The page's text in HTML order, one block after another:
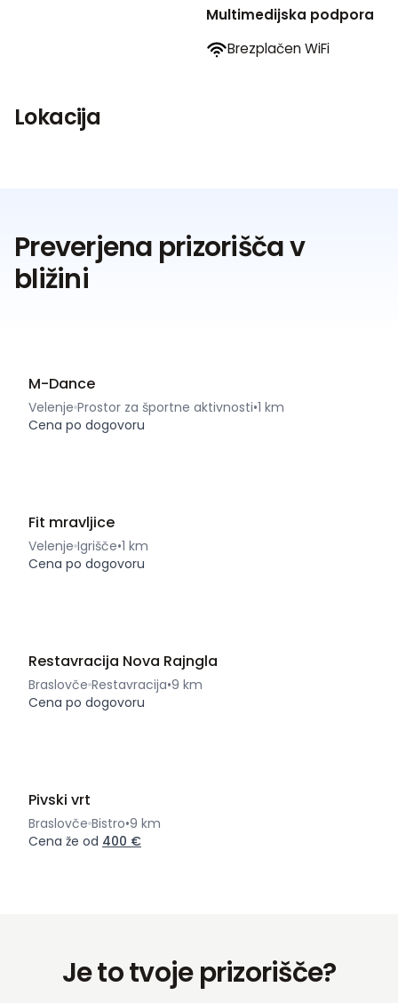
Oddano bo neobvezujoče povpraševanje
Multimedijska podpora
Brezplačen WiFi
Lokacija
Preverjena prizorišča v
bližini
M-Dance
Velenje Prostor za športne aktivnosti•1 km
Cena po dogovoru
Fit mravljice
Velenje Igrišče•1 km
Cena po dogovoru
Restavracija Nova Rajngla
Braslovče Restavracija•9 km
Cena po dogovoru
Pivski vrt
Braslovče Bistro•9 km
Cena že od 400 €
Je to tvoje prizorišče?